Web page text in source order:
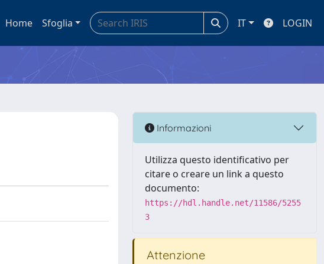
Home Sfoglia IT LOGIN
Informazioni
Utilizza questo identificativo per
citare o creare un link a questo
documento:
https://hdl.handle.net/11586/5255
3
Attenzione